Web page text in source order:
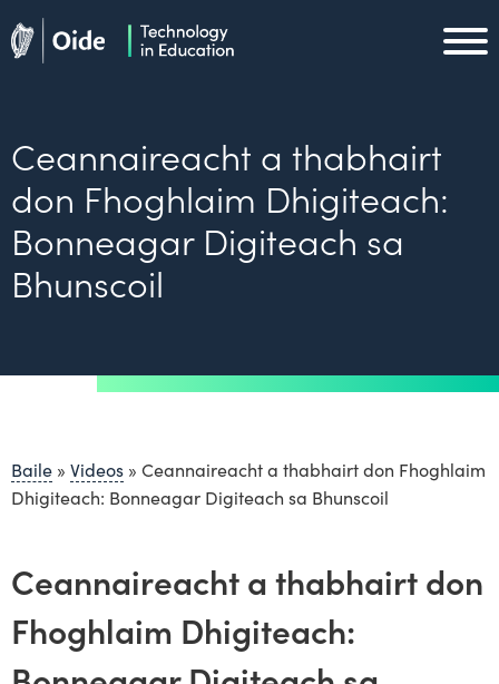
Skip to main content
Ceannaireacht a thabhairt
don Fhoghlaim Dhigiteach:
Bonneagar Digiteach sa
Bhunscoil
Baile » Videos » Ceannaireacht a thabhairt don Fhoghlaim
Dhigiteach: Bonneagar Digiteach sa Bhunscoil
Ceannaireacht a thabhairt don
Fhoghlaim Dhigiteach: